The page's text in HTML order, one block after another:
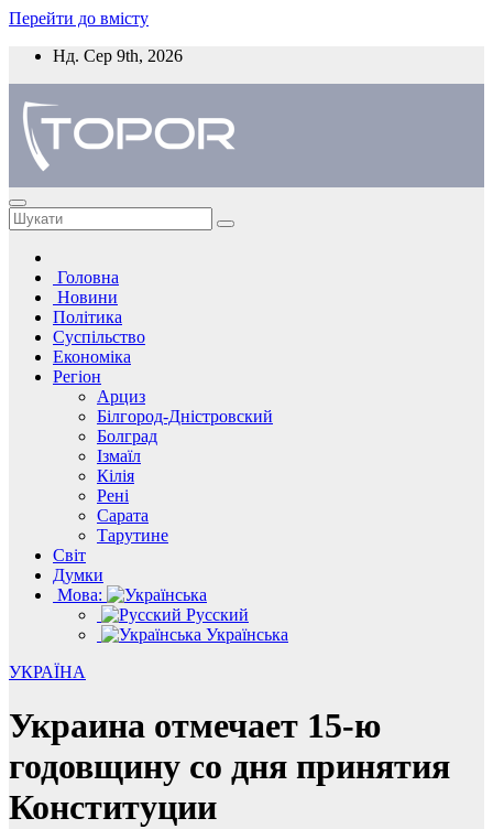
Перейти до вмісту
Нд. Сер 9th, 2026
Головна
Новини
Політика
Суспільство
Економіка
Регіон
Арциз
Білгород-Дністровский
Болград
Ізмаїл
Кілія
Рені
Сарата
Тарутине
Світ
Думки
Мова:
Русский
Українська
УКРАЇНА
Украина отмечает 15-ю
годовщину со дня принятия
Конституции